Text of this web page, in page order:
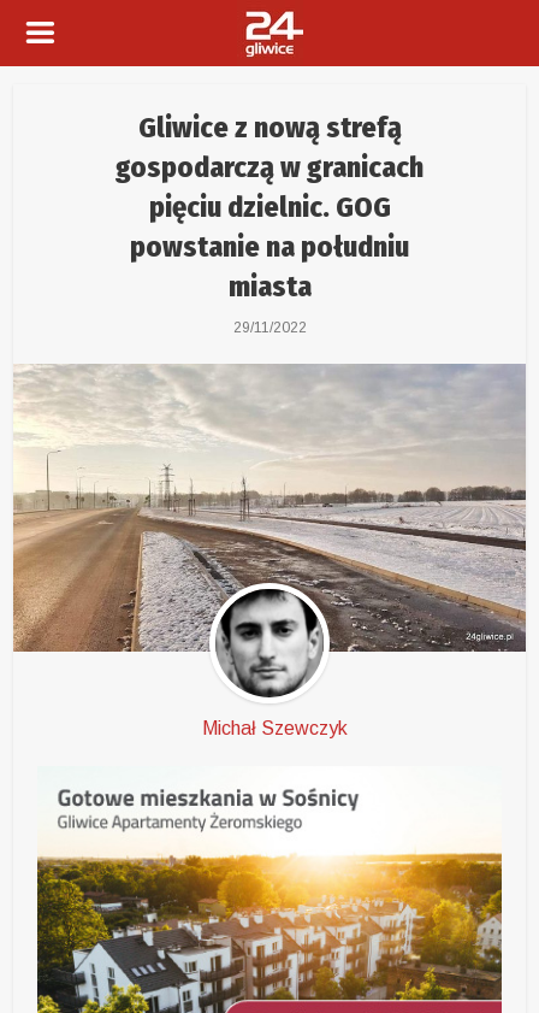
Gliwice z nową strefą
gospodarczą w granicach
pięciu dzielnic. GOG
powstanie na południu
miasta
29/11/2022
Michał Szewczyk